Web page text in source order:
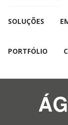
SOLUÇÕES
PORTFÓLIO